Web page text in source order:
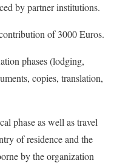
by partner institutions.
of 3000 Euros.
phases (lodging,
copies, translation,
phase as well as travel
of residence and the
by the organization